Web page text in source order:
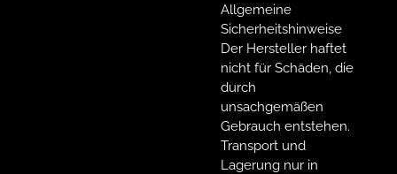
Allgemeine
Sicherheitshinweise
Der Hersteller haftet
nicht für Schäden, die
durch
unsachgemäßen
Gebrauch entstehen.
Transport und
Lagerung nur in